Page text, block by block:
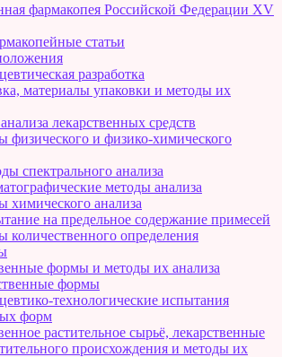
фармакопея Российской Федерации XV
статьи
разработка
материалы упаковки и методы их
лекарственных средств
физического и физико-химического
спектрального анализа
методы анализа
химического анализа
на предельное содержание примесей
количественного определения
формы и методы их анализа
формы
технологические испытания
форм
растительное сырьё, лекарственные
происхождения и методы их